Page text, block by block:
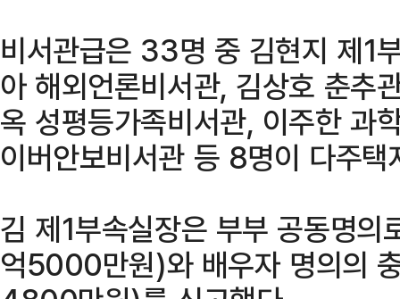
비서관급은 33명 중 김현지 제1
아 해외언론비서관, 김상호 춘추
옥 성평등가족비서관, 이주한 과
이버안보비서관 등 8명이 다주
김 제1부속실장은 부부 공동명
억5000만원)와 배우자 명의의